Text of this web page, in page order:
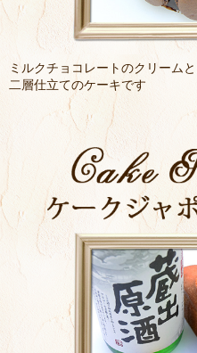
12/26（金）・27（土）は
ください。
営業時間につきましては、
00～20：00で営業させてい
通常営業と異なりますので
2025.10.01
【10月の営業のお知らせ】
10月のお休みは定休日の水
今後ともアトリエ・ラ・ト
ろしくお願い致します。
2025.09.01
【店舗移転お知らせ】
9月9日の11時より新店舗に
たくさんのお客様に喜んで
頑張ってまいりますので、
今後ともアトリエ・ラ・ト
ろしくお願い致します。
ミルクチョコレートのクリーム
二層仕立てのケーキです